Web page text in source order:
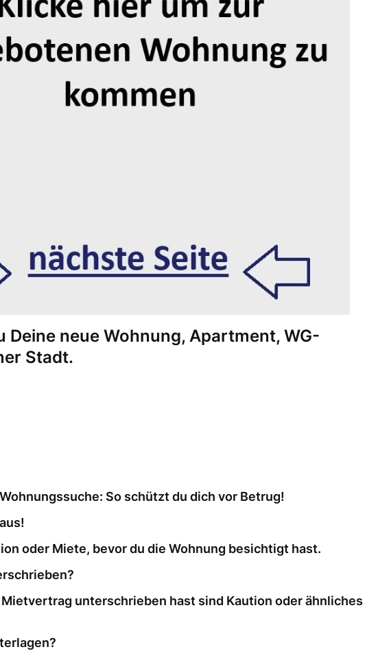
Deine neue Wohnung, Apartment, WG-
Stadt.
So schützt du dich vor Betrug!
oder Miete, bevor du die Wohnung besichtigt hast.
unterschrieben hast sind Kaution oder ähnliches